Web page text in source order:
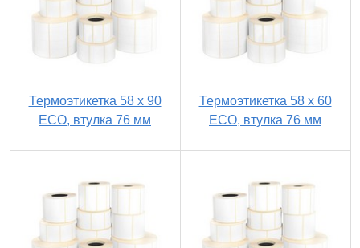
Термоэтикетка 58 х 90
ECO, втулка 76 мм
Термоэтикетка 58 х 60
ECO, втулка 76 мм